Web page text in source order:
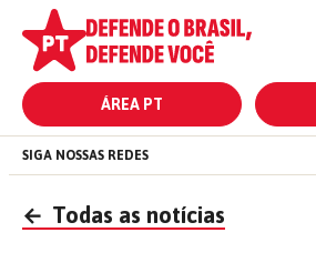
ÁREA PT
SIGA NOSSAS REDES
← Todas as notícias